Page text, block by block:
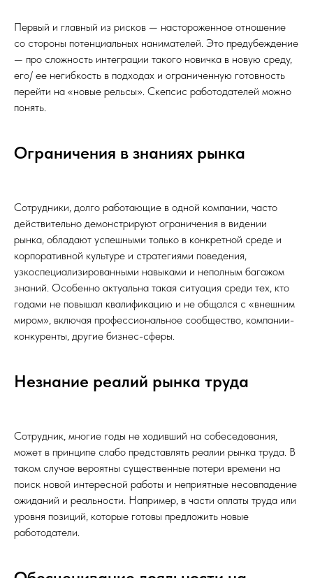
Первый и главный из рисков — настороженное отношение
со стороны потенциальных нанимателей. Это предубеждение
— про сложность интеграции такого новичка в новую среду,
его/ ее негибкость в подходах и ограниченную готовность
перейти на «новые рельсы». Скепсис работодателей можно
понять.
Ограничения в знаниях рынка
Сотрудники, долго работающие в одной компании, часто
действительно демонстрируют ограничения в видении
рынка, обладают успешными только в конкретной среде и
корпоративной культуре и стратегиями поведения,
узкоспециализированными навыками и неполным багажом
знаний. Особенно актуальна такая ситуация среди тех, кто
годами не повышал квалификацию и не общался с «внешним
миром», включая профессиональное сообщество, компании-
конкуренты, другие бизнес-сферы.
Незнание реалий рынка труда
Сотрудник, многие годы не ходивший на собеседования,
может в принципе слабо представлять реалии рынка труда. В
таком случае вероятны существенные потери времени на
поиск новой интересной работы и неприятные несовпадение
ожиданий и реальности. Например, в части оплаты труда или
уровня позиций, которые готовы предложить новые
работодатели.